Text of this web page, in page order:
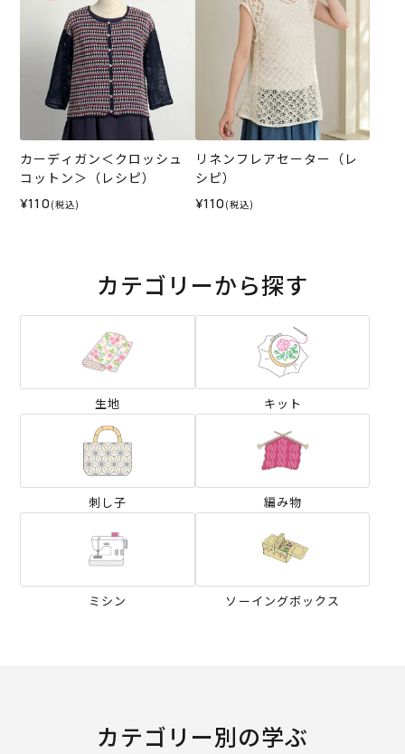
カーディガン＜クロッシュ
コットン＞（レシピ）
¥110 (税込)
リネンフレアセーター（レ
シピ）
¥110 (税込)
カテゴリーから探す
生地 キット
刺し子 編み物
ミシン ソーイングボックス
カテゴリー別の学ぶ